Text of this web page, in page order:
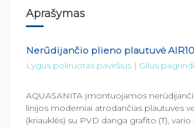
Aprašymas
Nerūdijančio plieno plautuvė
Lygus poliruotas paviršius | Gilus
AQUASANITA įmontuojamos
linijos moderniai atrodančias plautuves
(kriauklės) su PVD danga grafito (T),